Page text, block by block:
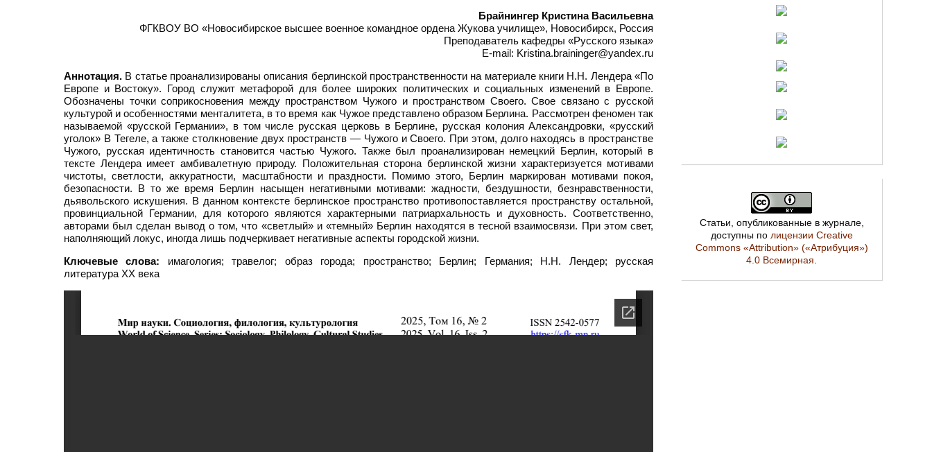
Брайнингер Кристина Васильевна
ФГКВОУ ВО «Новосибирское высшее военное командное ордена Жукова училище», Новосибирск, Россия
Преподаватель кафедры «Русского языка»
E-mail: Kristina.braininger@yandex.ru
Аннотация. В статье проанализированы описания берлинской пространственности на материале книги Н.Н. Лендера «По
Европе и Востоку». Город служит метафорой для более широких политических и социальных изменений в Европе.
Обозначены точки соприкосновения между пространством Чужого и пространством Своего. Свое связано с русской
культурой и особенностями менталитета, в то время как Чужое представлено образом Берлина. Рассмотрен феномен так
называемой «русской Германии», в том числе русская церковь в Берлине, русская колония Александровки, «русский
уголок» В Тегеле, а также столкновение двух пространств — Чужого и Своего. При этом, долго находясь в пространстве
Чужого, русская идентичность становится частью Чужого. Также был проанализирован немецкий Берлин, который в
тексте Лендера имеет амбивалетную природу. Положительная сторона берлинской жизни характеризуется мотивами
чистоты, светлости, аккуратности, масштабности и праздности. Помимо этого, Берлин маркирован мотивами покоя,
безопасности. В то же время Берлин насыщен негативными мотивами: жадности, бездушности, безнравственности,
дьявольского искушения. В данном контексте берлинское пространство противопоставляется пространству остальной,
провинциальной Германии, для которого являются характерными патриархальность и духовность. Соответственно,
авторами был сделан вывод о том, что «светлый» и «темный» Берлин находятся в тесной взаимосвязи. При этом свет,
наполняющий локус, иногда лишь подчеркивает негативные аспекты городской жизни.
Ключевые слова: имагология; травелог; образ города; пространство; Берлин; Германия; Н.Н. Лендер; русская
литература ХХ века
Статьи, опубликованные в журнале,
доступны по лицензии Creative
Commons «Attribution» («Атрибуция»)
4.0 Всемирная.